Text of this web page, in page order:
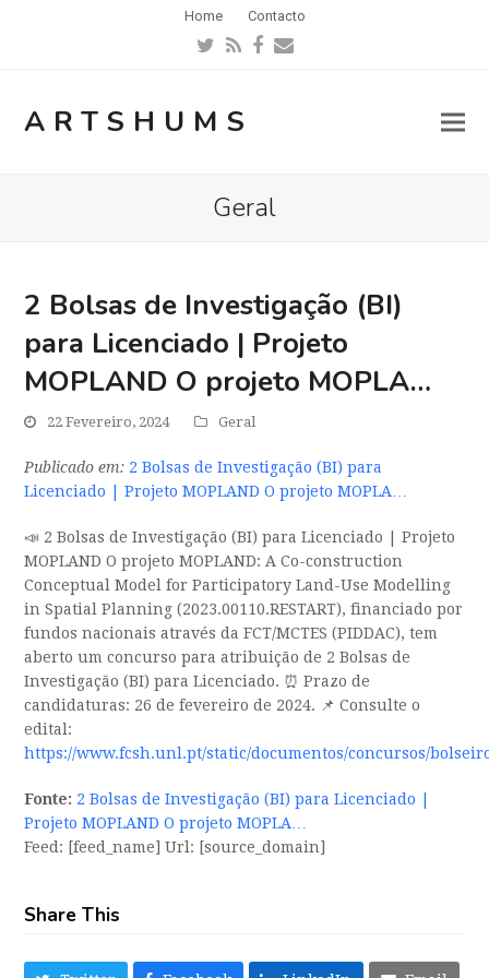
Home Contacto
Twitter
RSSFacebook
Email
ARTSHUMS
Geral
2 Bolsas de Investigação (BI)
para Licenciado | Projeto
MOPLAND O projeto MOPLA…
22 Fevereiro, 2024 Geral
Publicado em: 2 Bolsas de Investigação (BI) para
Licenciado | Projeto MOPLAND O projeto MOPLA…
📣 2 Bolsas de Investigação (BI) para Licenciado | Projeto
MOPLAND O projeto MOPLAND: A Co-construction
Conceptual Model for Participatory Land-Use Modelling
in Spatial Planning (2023.00110.RESTART), financiado por
fundos nacionais através da FCT/MCTES (PIDDAC), tem
aberto um concurso para atribuição de 2 Bolsas de
Investigação (BI) para Licenciado. ⏰ Prazo de
candidaturas: 26 de fevereiro de 2024. 📌 Consulte o
edital:
https://www.fcsh.unl.pt/static/documentos/concursos/
Fonte: 2 Bolsas de Investigação (BI) para Licenciado |
Projeto MOPLAND O projeto MOPLA…
Feed: [feed_name] Url: [source_domain]
Share This